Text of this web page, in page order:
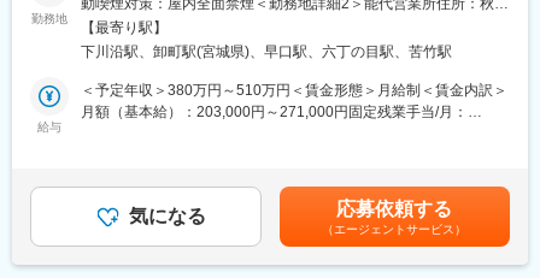
秋田支店には13名（営業４名、配送２名、事務７名）が在籍して
おります。
日報・勤怠管理・メールチェックはスマホ・パソコンで実施／緊
急連絡（LINEWORKS）はスマホで実施
営業部長職 1000万円（40代男性／入社10年）
営業課長職 800万円（50代男性／入社７年）
営業課長代理職 600万円（40代女性／入社9年）
す。
■業務の特徴：
・建築を行うゼネコンやサブコン等に対するルート営業が中心に
なります。
・東北に複数拠点があるため、営業範囲は各拠点の近郊が中心と
・長期間の出張も基本的に有りません。（研修や展示会などで短
期出張はあり）
・社内研修や同行営業を通じて一から指導いたしますので、業界
勤務地
動喫煙対策：屋内全面禁煙＜勤務地詳細2＞能代営業所住所：秋田
県能代市卸町2-7 受動喫煙対策：屋内全面禁煙変更の範囲：会社
の定める事業所
【最寄り駅】
下川沿駅、卸町駅(宮城県)、早口駅、六丁の目駅、苦竹駅
給与
＜予定年収＞380万円～510万円＜賃金形態＞月給制＜賃金内訳＞
月額（基本給）：203,000円～271,000円固定残業手当/月：
は経験・資格・年齢等を考慮し決定いたします。■昇給：年1回
（10月）■賞与：年2回（6・12月）※昨年度実績5.0か月賃金はあ
くまでも目安の金額であり、選考を通じて上下する可能性があり
ます。月給(月額)は固定手当を含めた表記です。
気になる 応募依頼する
（エージェントサービス）